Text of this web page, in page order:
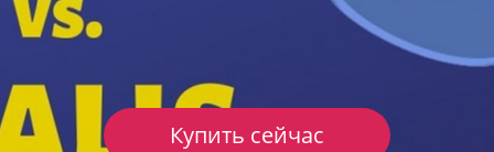
Купить сейчас